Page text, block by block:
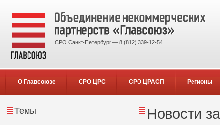
СРО Санкт-Петербург — 8 (812) 339-12-54
О Главсоюзе СРО ЦРС СРО ЦРАСП Регионы
Темы Новости